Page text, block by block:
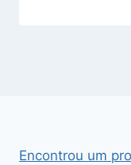
Encontrou um